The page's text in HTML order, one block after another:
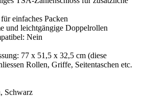
einfaches Packen
und leichtgängige Doppelrollen
Nein
77 x 51,5 x 32,5 cm (diese
Rollen, Griffe, Seitentaschen etc.
Schwarz